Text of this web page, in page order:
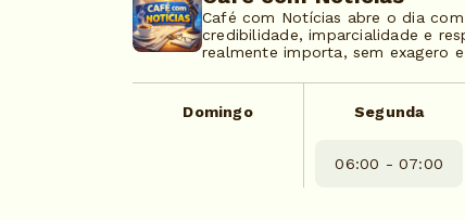
Café com Notícias abre o dia
credibilidade, imparcialidade e
realmente importa, sem exagero
Domingo Segunda
06:00 - 07:00